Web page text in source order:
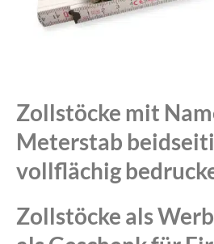
Zollstöcke mit
Meterstab
vollflächig
Zollstöcke als